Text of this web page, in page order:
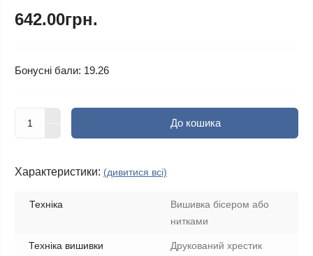
642.00грн.
Бонусні бали: 19.26
До кошика
Характеристики: (дивитися всі)
Техніка
Вишивка бісером або
нитками
Техніка вишивки
Друкований хрестик